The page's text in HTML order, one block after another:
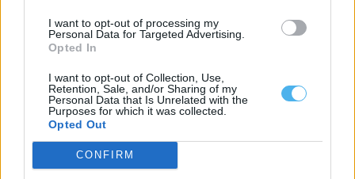
I want to opt-out of processing my
Personal Data for Targeted Advertising.
Opted In
I want to opt-out of Collection, Use,
Retention, Sale, and/or Sharing of my
Personal Data that Is Unrelated with the
Purposes for which it was collected.
Opted Out
CONFIRM
Zona dos Mármores e Alqueva «tem todas as condições para
receber» a Grande Área de Acolhimento Empresarial do
Alentejo